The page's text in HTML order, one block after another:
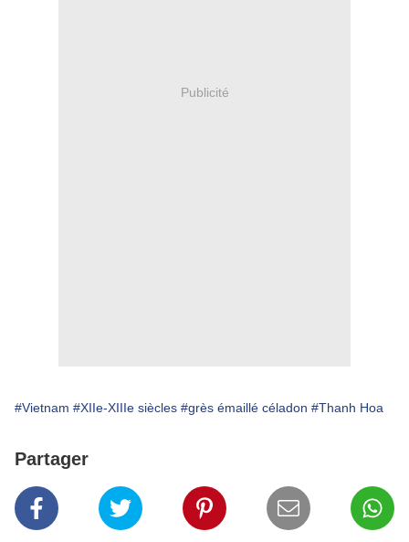
Publicité
#Vietnam #XIIe-XIIIe siècles #grès émaillé céladon #Thanh Hoa
Partager